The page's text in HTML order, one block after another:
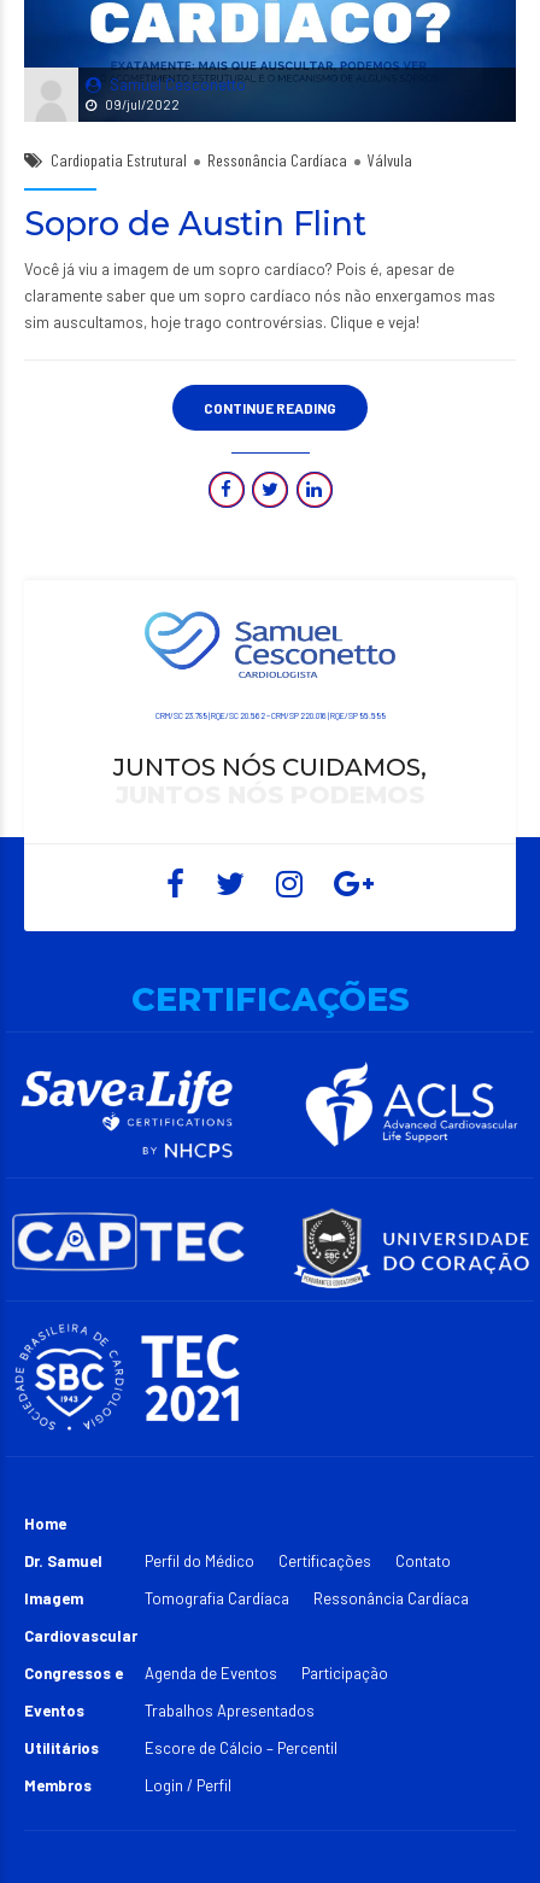
Samuel Cesconetto
09/jul/2022
Cardiopatia Estrutural Ressonância Cardíaca Válvula
Sopro de Austin Flint
Você já viu a imagem de um sopro cardíaco? Pois é, apesar de
claramente saber que um sopro cardíaco nós não enxergamos mas
sim auscultamos, hoje trago controvérsias. Clique e veja!
CONTINUE READING
CRM/SC 23.789 | RQE/SC 20.562 – CRM/SP 220.016 | RQE/SP 95.599
JUNTOS NÓS CUIDAMOS,
CERTIFICAÇÕES
Home
Dr. Samuel
Perfil do Médico Certificações
Contato
Imagem
Cardiovascular
Tomografia Cardíaca Ressonância Cardíaca
Congressos e
Eventos
Agenda de Eventos
Participação
Trabalhos Apresentados
Utilitários
Escore de Cálcio – Percentil
Membros
Login / Perfil